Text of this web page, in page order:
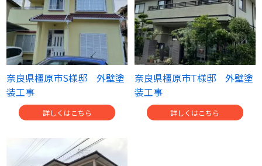
奈良県橿原市S様邸 外壁塗
装工事
詳しくはこちら
奈良県橿原市T様邸 外壁塗
装工事
詳しくはこちら